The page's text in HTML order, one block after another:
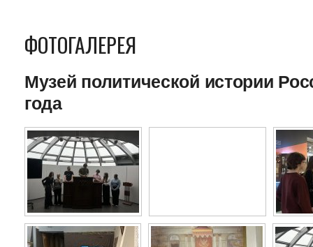
ФОТОГАЛЕРЕЯ
Музей политической истории
года